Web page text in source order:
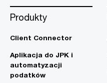
Produkty
Client Connector
Aplikacja do JPK i
automatyzacji
podatków